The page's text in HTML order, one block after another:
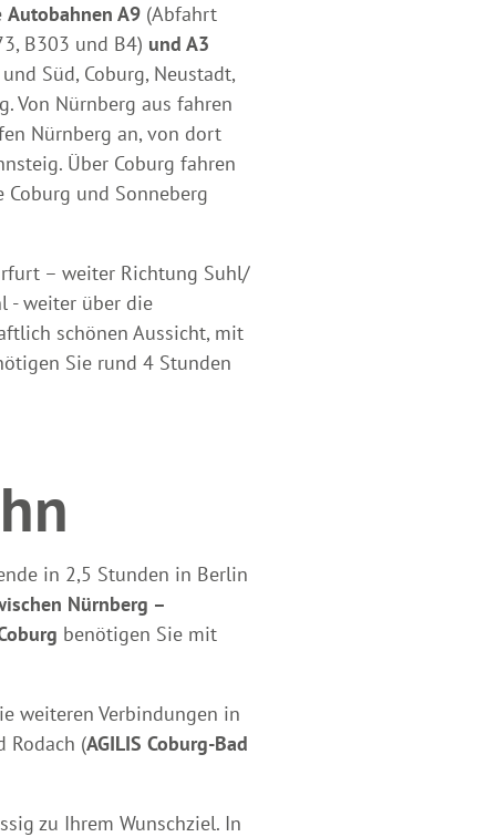
Autobahnen A9 (Abfahrt
B303 und B4) und A3
Süd, Coburg, Neustadt,
Von Nürnberg aus fahren
Nürnberg an, von dort
Über Coburg fahren
und Sonneberg
– weiter Richtung Suhl/
- weiter über die
schönen Aussicht, mit
Sie rund 4 Stunden
in 2,5 Stunden in Berlin
Nürnberg –
benötigen Sie mit
weiteren Verbindungen in
Rodach (AGILIS Coburg-Bad
zu Ihrem Wunschziel. In